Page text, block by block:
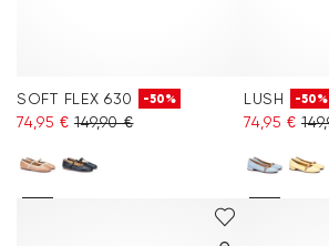
SOFT FLEX 630 -50%
74,95 € 149,90 €
LUSH -50%
74,95 €